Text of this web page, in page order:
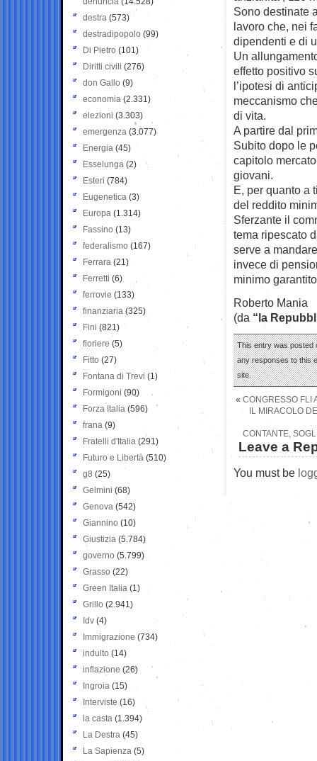
Sono destinate
lavoro che, nei
dipendenti e di
Un
effetto positivo
l’ipotesi di
meccanismo
di vita.
A partire dal
Subito dopo le
capitolo
giovani.
E, per quanto a
del reddito
Sferzante il
tema ripescato
serve a
invece di
minimo
Roberto Mania
(da “la
This entry was posted
any responses to this
site.
« CONGRESSO FLI
IL MIRACOLO
CONTANTE,
Leave a
You must be
destra (573)
destradipopolo (99)
Di Pietro (101)
Diritti civili (276)
don Gallo (9)
economia (2.331)
elezioni (3.303)
emergenza (3.077)
Energia (45)
Esselunga (2)
Esteri (784)
Eugenetica (3)
Europa (1.314)
Fassino (13)
federalismo (167)
Ferrara (21)
Ferretti (6)
ferrovie (133)
finanziaria (325)
Fini (821)
fioriere (5)
Fitto (27)
Fontana di Trevi (1)
Formigoni (90)
Forza Italia (596)
frana (9)
Fratelli d'Italia (291)
Futuro e Libertà (510)
g8 (25)
Gelmini (68)
Genova (542)
Giannino (10)
Giustizia (5.784)
governo (5.799)
Grasso (22)
Green Italia (1)
Grillo (2.941)
Idv (4)
Immigrazione (734)
indulto (14)
inflazione (26)
Ingroia (15)
Interviste (16)
la casta (1.394)
La Destra (45)
La Sapienza (5)